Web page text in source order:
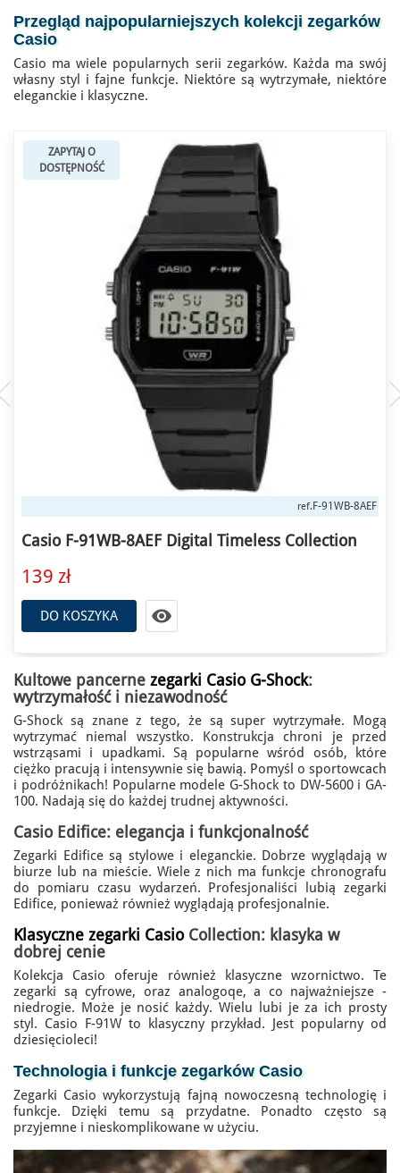
Przegląd najpopularniejszych kolekcji zegarków
Casio
Casio ma wiele popularnych serii zegarków. Każda ma swój
własny styl i fajne funkcje. Niektóre są wytrzymałe, niektóre
eleganckie i klasyczne.
ZAPYTAJ O
DOSTĘPNOŚĆ
ref. F-91WB-8AEF
Casio F-91WB-8AEF Digital Timeless Collection
139 zł
DO KOSZYKA 
Kultowe pancerne zegarki Casio G-Shock:
wytrzymałość i niezawodność
G-Shock są znane z tego, że są super wytrzymałe. Mogą
wytrzymać niemal wszystko. Konstrukcja chroni je przed
wstrząsami i upadkami. Są popularne wśród osób, które
ciężko pracują i intensywnie się bawią. Pomyśl o sportowcach
i podróżnikach! Popularne modele G-Shock to DW-5600 i GA-
100. Nadają się do każdej trudnej aktywności.
Casio Edifice: elegancja i funkcjonalność
Zegarki Edifice są stylowe i eleganckie. Dobrze wyglądają w
biurze lub na mieście. Wiele z nich ma funkcje chronografu
do pomiaru czasu wydarzeń. Profesjonaliści lubią zegarki
Edifice, ponieważ również wyglądają profesjonalnie.
Klasyczne zegarki CasioCollection: klasyka w
dobrej cenie
Kolekcja Casio oferuje również klasyczne wzornictwo. Te
zegarki są cyfrowe, oraz analogoqe, a co najważniejsze -
niedrogie. Może je nosić każdy. Wielu lubi je za ich prosty
styl. Casio F-91W to klasyczny przykład. Jest popularny od
dziesięcioleci!
Technologia ifunkcje zegarków Casio
Zegarki Casio wykorzystują fajną nowoczesną technologię i
funkcje. Dzięki temu są przydatne. Ponadto często są
przyjemne i nieskomplikowane w użyciu.